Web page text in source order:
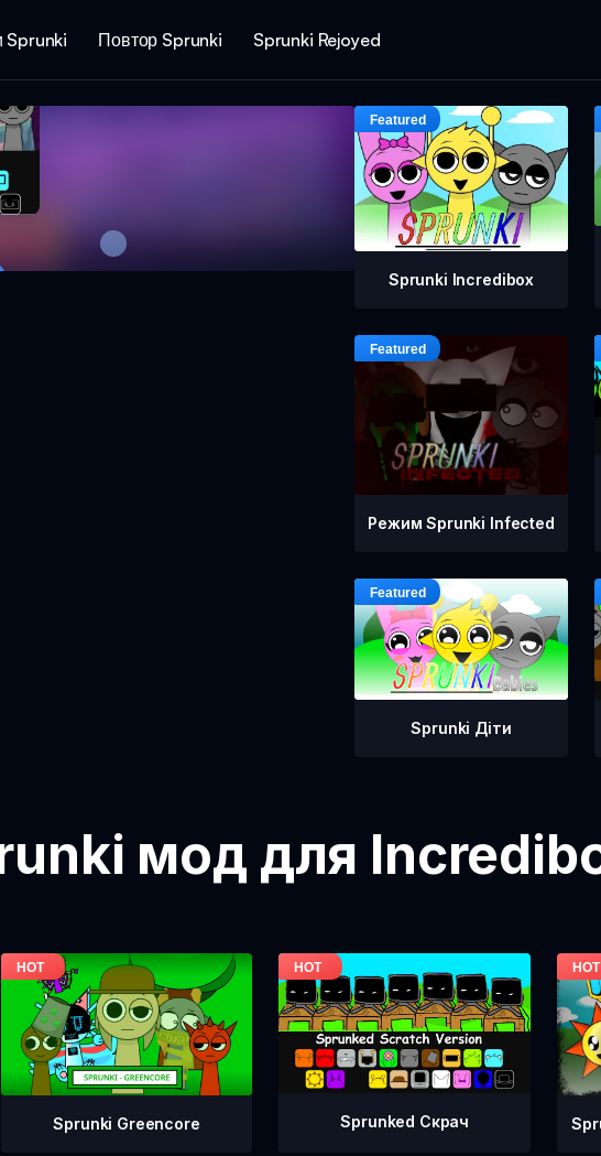
Sprunki Повтор Sprunki Sprunki Rejoyed
Sprunki Incredibox
Режим Sprunki Infected
Sprunki Діти
мод для
Sprunki Greencore Sprunked Скрач